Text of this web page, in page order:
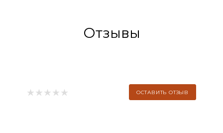
Отзывы
ОСТАВИТЬ ОТЗЫВ